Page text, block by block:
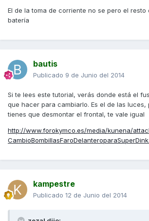
El de la toma de corriente no se pero el resto
batería
bautis
Publicado 9 de Junio del 2014
Si te lees este tutorial, verás donde está el
que hacer para cambiarlo. Es el de las luces,
tienes que desmontar el frontal, te vale igual
http://www.forokymco.es/media/kunena/
kampestre
Publicado 12 de Junio del 2014